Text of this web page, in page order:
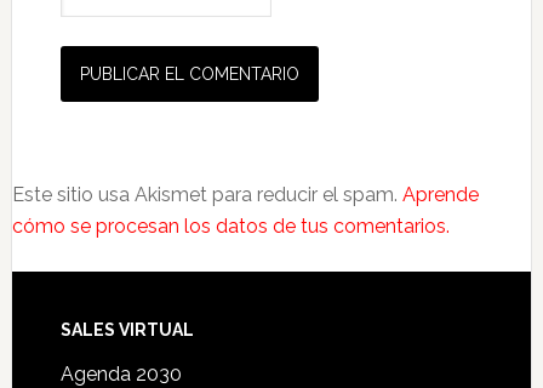
Este sitio usa Akismet para reducir el spam. Aprende
cómo se procesan los datos de tus comentarios.
SALES VIRTUAL
Agenda 2030